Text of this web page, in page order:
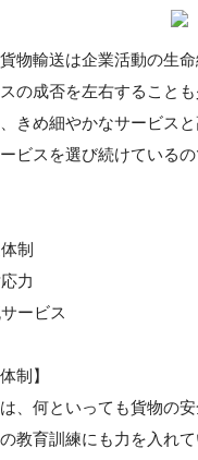
物輸送は企業活動の生
の成否を左右すること
きめ細やかなサービス
ビスを選び続けているの
制
力
ービス
制】
、何といっても貨物の
教育訓練にも力を入れ